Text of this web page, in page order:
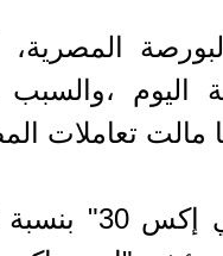
اليوم
مالت تعاملات